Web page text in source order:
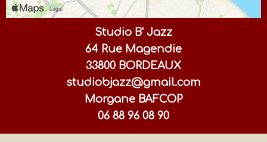
Studio B' Jazz
64 Rue Magendie
33800 BORDEAUX
studiobjazz@gmail.com
Morgane BAFCOP
06 88 96 08 90